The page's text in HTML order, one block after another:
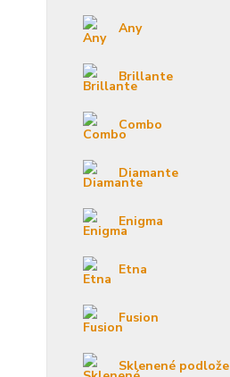
Any
Brillante
Combo
Diamante
Enigma
Etna
Fusion
Sklenené podlože